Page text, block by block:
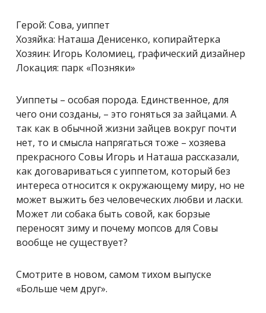
Герой: Сова, уиппет
Хозяйка: Наташа Денисенко, копирайтерка
Хозяин: Игорь Коломиец, графический дизайнер
Локация: парк «Позняки»
Уиппеты – особая порода. Единственное, для
чего они созданы, – это гоняться за зайцами. А
так как в обычной жизни зайцев вокруг почти
нет, то и смысла напрягаться тоже – хозяева
прекрасного Совы Игорь и Наташа рассказали,
как договариваться с уиппетом, который без
интереса относится к окружающему миру, но не
может выжить без человеческих любви и ласки.
Может ли собака быть совой, как борзые
переносят зиму и почему мопсов для Совы
вообще не существует?
Смотрите в новом, самом тихом выпуске
«Больше чем друг».